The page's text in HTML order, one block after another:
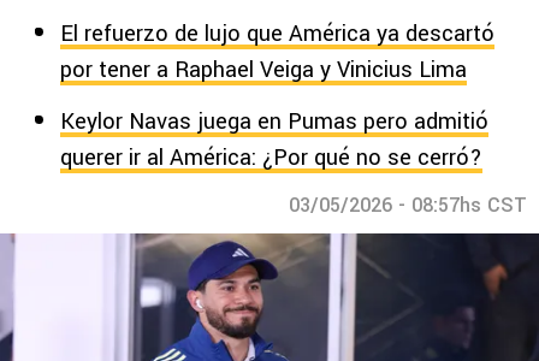
El refuerzo de lujo que América ya descartó
por tener a Raphael Veiga y Vinicius Lima
Keylor Navas juega en Pumas pero admitió
querer ir al América: ¿Por qué no se cerró?
03/05/2026 - 08:57hs CST